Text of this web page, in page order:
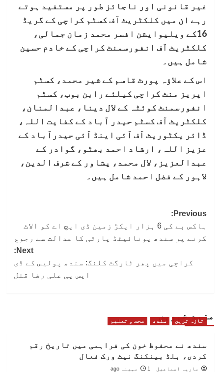
غیر قانونی اور ناجائز طور پر مستفید ہوتے
رہے ان میں کلکٹریٹ آف کسٹم کراچی کے گریڈ
16کے ویلیوایشن افسر محمد زمان جمالی،
کلکٹریٹ آف انفورسمنٹ کراچی کے خادم حسین
شامل ہیں۔
اس کے علاؤہ پورٹ قاسم کے شیر محمد، کسٹم
اپریز منٹ کراچی کیلئے رابن بوب، کسٹم
انفورسمنٹ کوئٹہ کے لال دینا، عبدالمنان،
کلکٹریٹ آف کسٹم حیدر آباد کے کفایت اللہ،
ڈائر یکٹوریٹ آف آئی اینڈ آئی حیدرآباد کے
عزیز اللہ، ارشاد احمد بھٹو، گوادر کے
عبدالعزیز، لال محمد، پشاور کے شرف الدین،
لاہور کے فضل احمد شامل ہیں۔
Post
navigation
Previous:
ہاکس بے کی 6 ہزار ایکڑ زمین ڈی ایچ اے کو الاٹ
کرنے پر سندھ یونائیٹڈ پارٹی کا عدالت سے رجوع
Next:
کراچی میں پھر ٹارگٹ کلنگ: سندھ پولیس کے ڈی
ایس پی علی رضا قتل
مزید خبریں
تازہ ترین سندھ صحت و تعلیم
سندھ نے محفوظ خون کی فراہمی میں تاریخ رقم
کردی، بلڈ بینکنگ نیٹ ورک فعال
ماریہ اسماعیل 1 مہینہ ago